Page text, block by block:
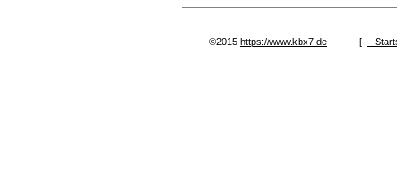
©2015 https://www.kbx7.de [